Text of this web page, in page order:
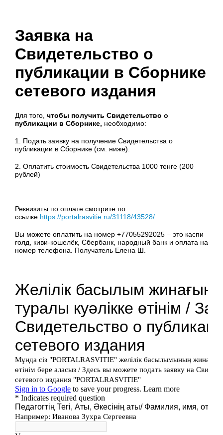
Заявка на
Свидетельство о
публикации в Сборнике
сетевого издания
Для того, чтобы получить Свидетельство о
публикации в Сборнике, необходимо:
1. Подать заявку на получение Свидетельства о
публикации в Сборнике (см. ниже).
2. Оплатить стоимость Свидетельства 1000 тенге (200
рублей)
Реквизиты по оплате смотрите по
ссылке https://portalrasvitie.ru/31118/43528/
Вы можете оплатить на номер +77055292025 – это каспи
голд, киви-кошелёк, Сбербанк, народный банк и оплата на
номер телефона. Получатель Елена Ш.